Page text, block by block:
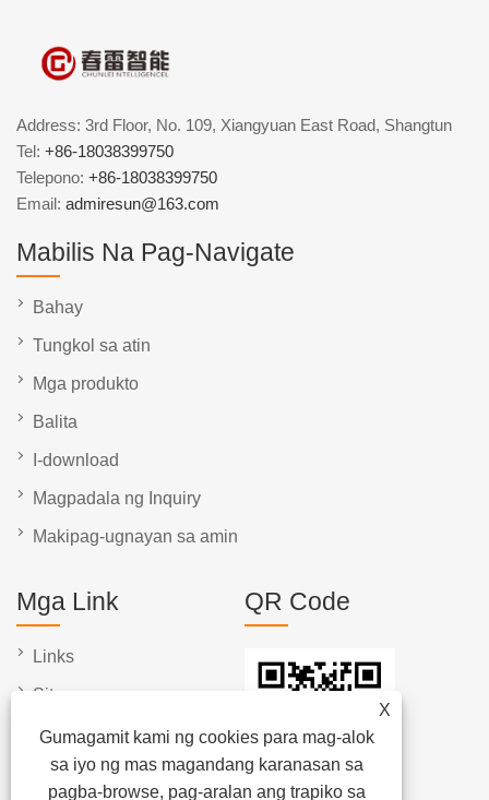
X
Gumagamit kami ng cookies para mag-alok
sa iyo ng mas magandang karanasan sa
pagba-browse, pag-aralan ang trapiko sa
Address: 3rd Floor, No. 109, Xiangyuan East Road, Shangtun
Tel: +86-18038399750
Telepono: +86-18038399750
Email: admiresun@163.com
Mabilis Na Pag-Navigate
Bahay
Tungkol sa atin
Mga produkto
Balita
I-download
Magpadala ng Inquiry
Makipag-ugnayan sa amin
Mga Link
Links
Sitemap
RSS
XML
QR Code